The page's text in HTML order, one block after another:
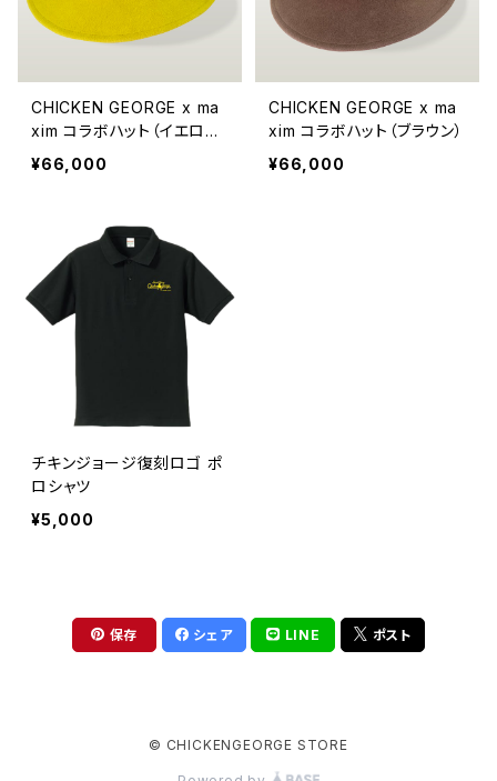
CHICKEN GEORGE x ma
xim コラボハット（イエロ
ー）
¥66,000
CHICKEN GEORGE x ma
xim コラボハット（ブラウン）
¥66,000
チキンジョージ復刻ロゴ ポ
ロシャツ
¥5,000
保存 シェア LINE ポスト
© CHICKENGEORGE STORE